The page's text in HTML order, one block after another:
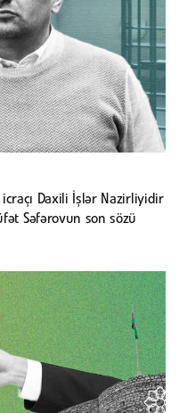
Daxili İşlər Nazirliyidir
Səfərovun son sözü